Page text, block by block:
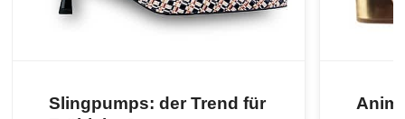
Slingpumps: der Trend für